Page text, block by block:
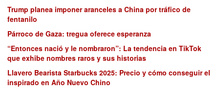
Trump planea imponer aranceles a China por tráfico de
fentanilo
Párroco de Gaza: tregua oferece esperanza
“Entonces nació y le nombraron”: La tendencia en TikTok
que exhibe nombres raros y sus historias
Llavero Bearista Starbucks 2025: Precio y cómo conseguir el
inspirado en Año Nuevo Chino